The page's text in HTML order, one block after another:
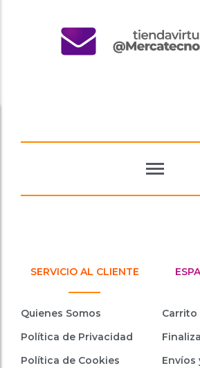
SERVICIO AL CLIENTE
Quienes Somos
Política de Privacidad
Política de Cookies
Carrito
Envíos